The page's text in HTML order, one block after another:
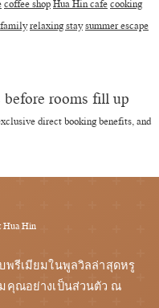
coffee shopHua Hin cafecooking
familyrelaxing staysummer escape
rooms fill up
direct booking benefits, and
รีเมียมในพูลวิลล่าสุดหรู
คุณอย่างเป็นส่วนตัว ณ